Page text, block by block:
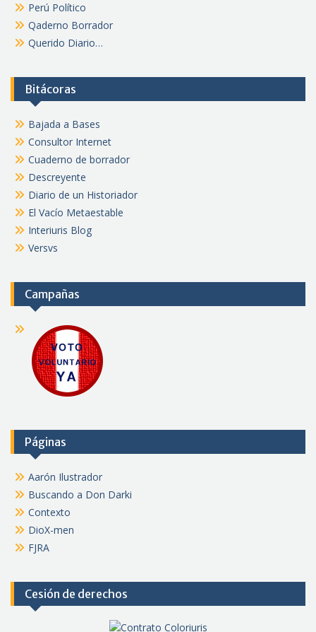
Perú Político
Qaderno Borrador
Querido Diario…
Bitácoras
Bajada a Bases
Consultor Internet
Cuaderno de borrador
Descreyente
Diario de un Historiador
El Vacío Metaestable
Interiuris Blog
Versvs
Campañas
Páginas
Aarón Ilustrador
Buscando a Don Darki
Contexto
DioX-men
FJRA
Cesión de derechos